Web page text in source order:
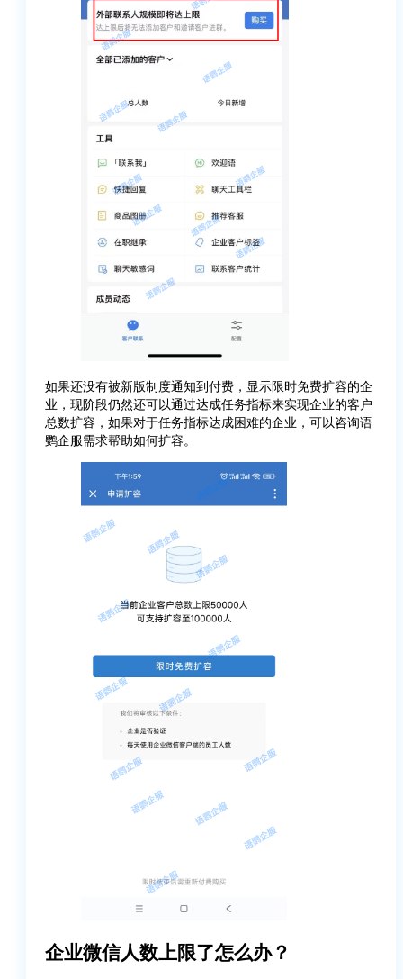
如果还没有被新版制度通知到付费，显示限时免费扩容的企
业，现阶段仍然还可以通过达成任务指标来实现企业的客户
总数扩容，如果对于任务指标达成困难的企业，可以咨询语
鹦企服需求帮助如何扩容。
企业微信人数上限了怎么办？